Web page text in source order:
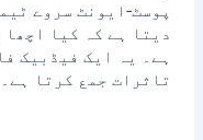
پوسٹ‑ایونٹ سروے
دیتا ہے کہ کیا
ہے۔ یہ ایک فیڈبیک
تاثرات جمع کرتا